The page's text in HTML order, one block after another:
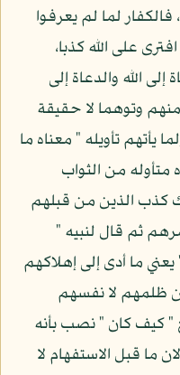
لما لم يعرفوا
على الله كذبا،
الله والدعاة إلى
وتوهما لا حقيقة
تأويله " معناه ما
متأوله من الثواب
كذب الذين من قبلهم
ثم قال لنبيه "
ما أدى إلى إهلاكهم
ظلمهم لا نفسهم
" كيف كان " نصب بأنه
ما قبل الاستفهام لا